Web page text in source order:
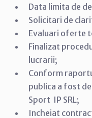
Data limita de
Solicitari de
Evaluari oferte
Finalizat
lucrarii;
Conform
publica a fost
Sport IP SRL;
Incheiat